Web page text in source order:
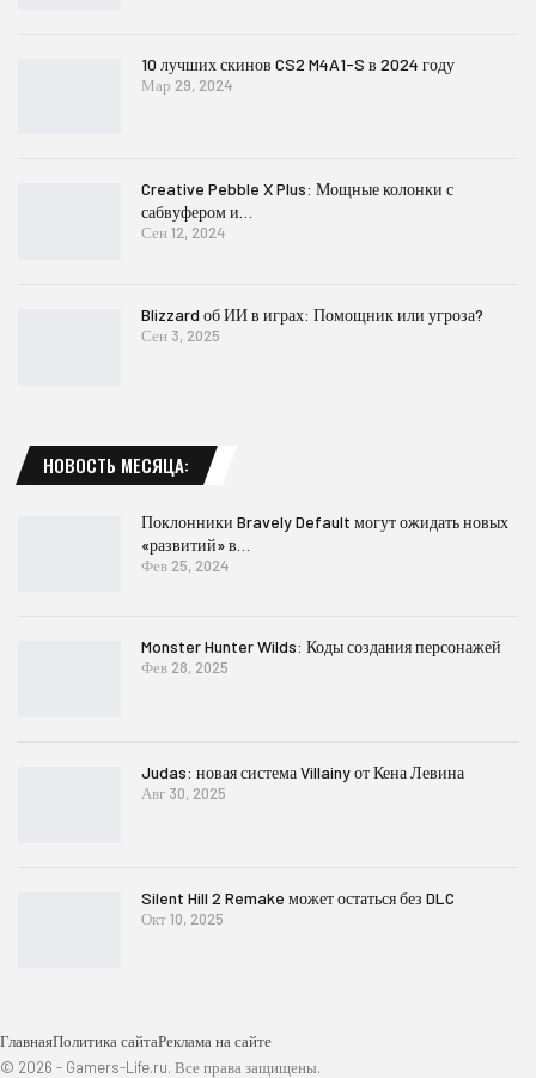
10 лучших скинов CS2 M4A1-S в 2024 году
Мар 29, 2024
Creative Pebble X Plus: Мощные колонки с
сабвуфером и…
Сен 12, 2024
Blizzard об ИИ в играх: Помощник или угроза?
Сен 3, 2025
НОВОСТЬ МЕСЯЦА:
Поклонники Bravely Default могут ожидать новых
«развитий» в…
Фев 25, 2024
Monster Hunter Wilds: Коды создания персонажей
Фев 28, 2025
Judas: новая система Villainy от Кена Левина
Авг 30, 2025
Silent Hill 2 Remake может остаться без DLC
Окт 10, 2025
ГлавнаяПолитика сайтаРеклама на сайте
© 2026 - Gamers-Life.ru. Все права защищены.